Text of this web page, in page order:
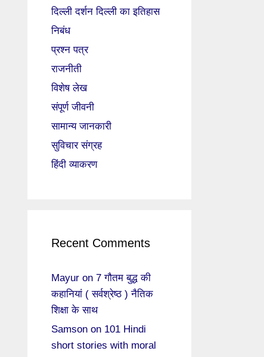
दिल्ली दर्शन दिल्ली का इतिहास
निबंध
प्रश्न पत्र
राजनीती
विशेष लेख
संपूर्ण जीवनी
सामान्य जानकारी
सुविचार संग्रह
हिंदी व्याकरण
Recent Comments
Mayur on 7 गौतम बुद्ध की
कहानियां ( सर्वश्रेष्ठ ) नैतिक
शिक्षा के साथ
Samson on 101 Hindi
short stories with moral